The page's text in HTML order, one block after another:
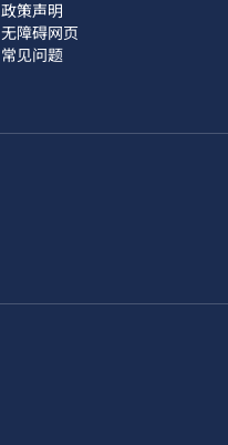
政策声明
无障碍网页
常见问题